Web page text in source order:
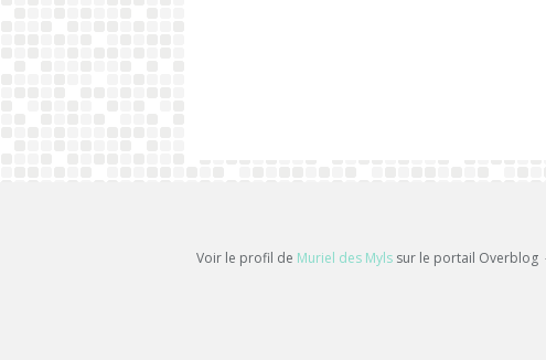
Voir le profil de Muriel des Mylssur le portail Overblog